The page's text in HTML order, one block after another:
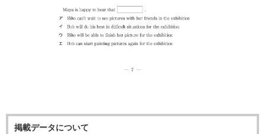
掲載データについて